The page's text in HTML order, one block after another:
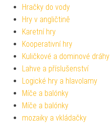
Hračky do vody
Hry v angličtině
Karetní hry
Kooperativní hry
Kuličkové a dominové dráhy
Lahve a příslušenství
Logické hry a hlavolamy
Míče a balónky
Míče a balónky
mozaiky a vkládačky